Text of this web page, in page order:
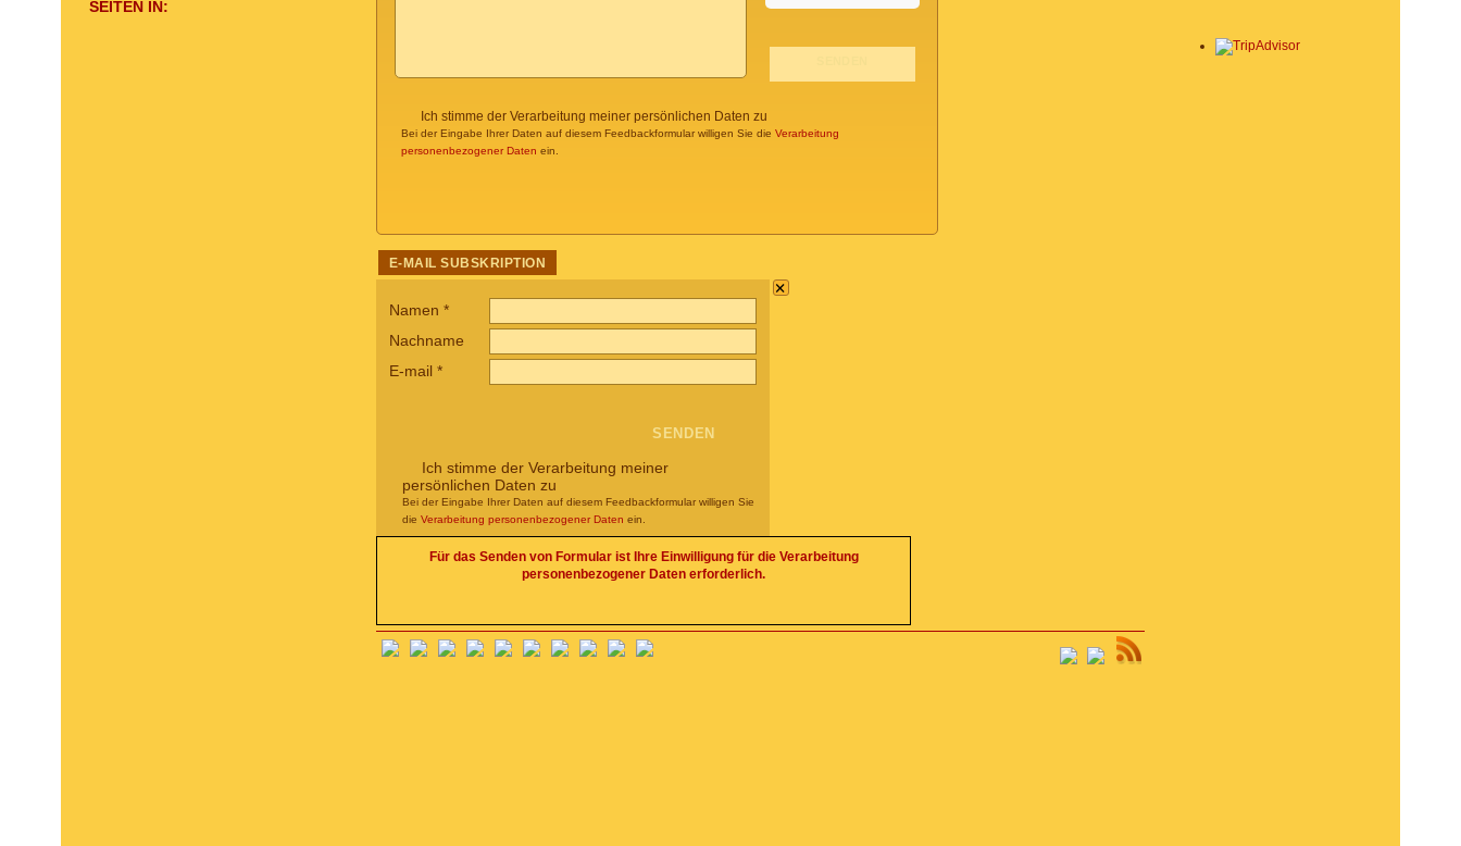
Ich stimme der Verarbeitung meiner persönlichen Daten zu
Bei der Eingabe Ihrer Daten auf diesem Feedbackformular willigen Sie die Verarbeitung
personenbezogener Daten ein.
E-MAIL SUBSKRIPTION
×
Namen *
Nachname
E-mail *
Ich stimme der Verarbeitung meiner
persönlichen Daten zu
Bei der Eingabe Ihrer Daten auf diesem Feedbackformular willigen Sie
die Verarbeitung personenbezogener Daten ein.
Für das Senden von Formular ist Ihre Einwilligung für die Verarbeitung
personenbezogener Daten erforderlich.
SEITEN IN: